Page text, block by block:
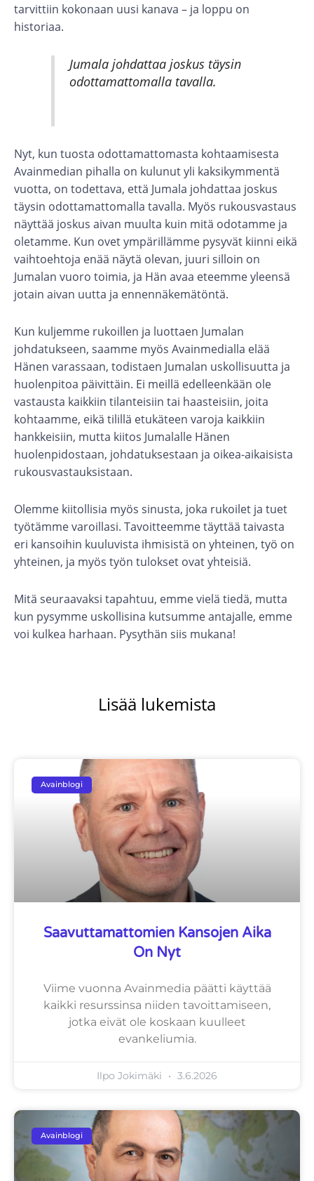
tarvittiin kokonaan uusi kanava – ja loppu on
historiaa.
Jumala johdattaa joskus täysin
odottamattomalla tavalla.
Nyt, kun tuosta odottamattomasta kohtaamisesta
Avainmedian pihalla on kulunut yli kaksikymmentä
vuotta, on todettava, että Jumala johdattaa joskus
täysin odottamattomalla tavalla. Myös rukousvastaus
näyttää joskus aivan muulta kuin mitä odotamme ja
oletamme. Kun ovet ympärillämme pysyvät kiinni eikä
vaihtoehtoja enää näytä olevan, juuri silloin on
Jumalan vuoro toimia, ja Hän avaa eteemme yleensä
jotain aivan uutta ja ennennäkemätöntä.
Kun kuljemme rukoillen ja luottaen Jumalan
johdatukseen, saamme myös Avainmedialla elää
Hänen varassaan, todistaen Jumalan uskollisuutta ja
huolenpitoa päivittäin. Ei meillä edelleenkään ole
vastausta kaikkiin tilanteisiin tai haasteisiin, joita
kohtaamme, eikä tilillä etukäteen varoja kaikkiin
hankkeisiin, mutta kiitos Jumalalle Hänen
huolenpidostaan, johdatuksestaan ja oikea-aikaisista
rukousvastauksistaan.
Olemme kiitollisia myös sinusta, joka rukoilet ja tuet
työtämme varoillasi. Tavoitteemme täyttää taivasta
eri kansoihin kuuluvista ihmisistä on yhteinen, työ on
yhteinen, ja myös työn tulokset ovat yhteisiä.
Mitä seuraavaksi tapahtuu, emme vielä tiedä, mutta
kun pysymme uskollisina kutsumme antajalle, emme
voi kulkea harhaan. Pysythän siis mukana!
Lisää lukemista
Avainblogi
Saavuttamattomien Kansojen Aika
On Nyt
Viime vuonna Avainmedia päätti käyttää
kaikki resurssinsa niiden tavoittamiseen,
jotka eivät ole koskaan kuulleet
evankeliumia.
Ilpo Jokimäki 3.6.2026
Avainblogi